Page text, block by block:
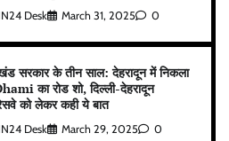
Desk March 31, 2025 0
सरकार के तीन साल: देहरादून में निकला
का रोड शो, दिल्ली-देहरादून
को लेकर कही ये बात
Desk March 29, 2025 0